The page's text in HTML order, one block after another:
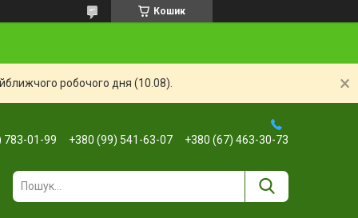
Кошик
робочого дня (10.08).
783-01-99 +380 (99) 541-63-07 +380 (67) 463-30-73